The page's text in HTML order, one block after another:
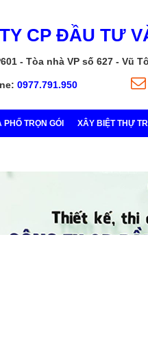
CP ĐẦU TƯ
- Tòa nhà VP số 627 - Vũ
0977.791.950
TRỌN GÓI XÂY BIỆT THỰ